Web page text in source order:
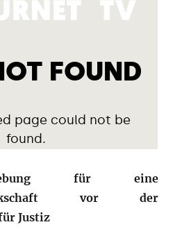
für eine
vor der
Justiz